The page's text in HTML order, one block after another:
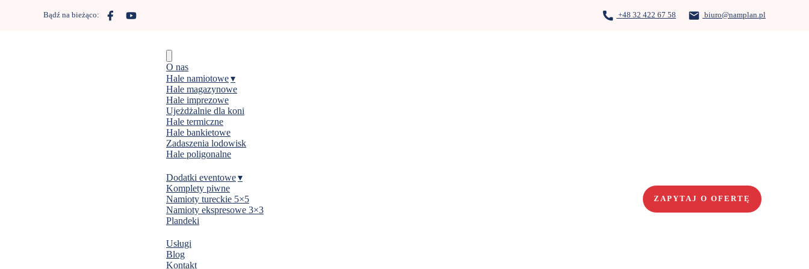
Bądź na bieżąco: +48 32 422 67 58 biuro@namplan.pl
O nas
Hale namiotowe
Hale magazynowe
Hale imprezowe
Ujeżdżalnie dla koni
Hale termiczne
Hale bankietowe
Zadaszenia lodowisk
Hale poligonalne
Dodatki eventowe
Komplety piwne
Namioty tureckie 5×5
Namioty ekspresowe 3×3
Plandeki
Usługi
Blog
Kontakt
ZAPYTAJ O OFERTĘ